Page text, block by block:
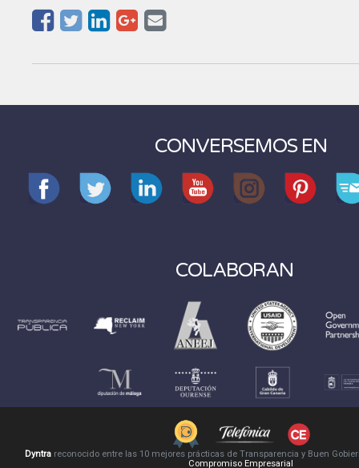
CONVERSEMOS EN
COLABORAN
Dyntrareconocido entre las 10 mejores prácticas de Transparencia y Buen
Compromiso Empresarial